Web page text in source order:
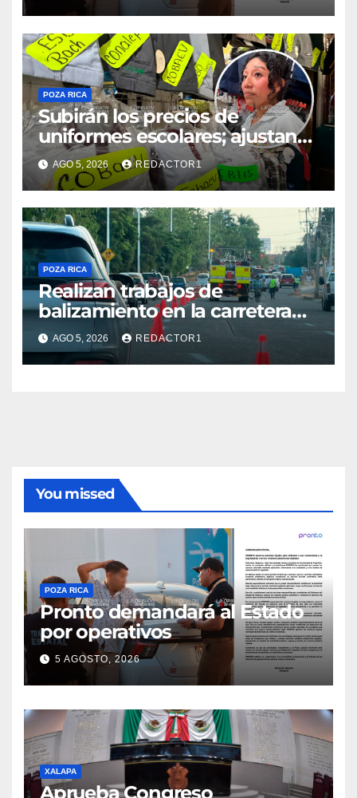
POZA RICA
Subirán los precios de
uniformes escolares; ajustan
promociones
AGO 5, 2026 REDACTOR1
POZA RICA
Realizan trabajos de
balizamiento en la carretera
Poza Rica–Cazones
AGO 5, 2026 REDACTOR1
You missed
POZA RICA
Pronto demandará al Estado
por operativos
5 AGOSTO, 2026
XALAPA
Aprueba Congreso